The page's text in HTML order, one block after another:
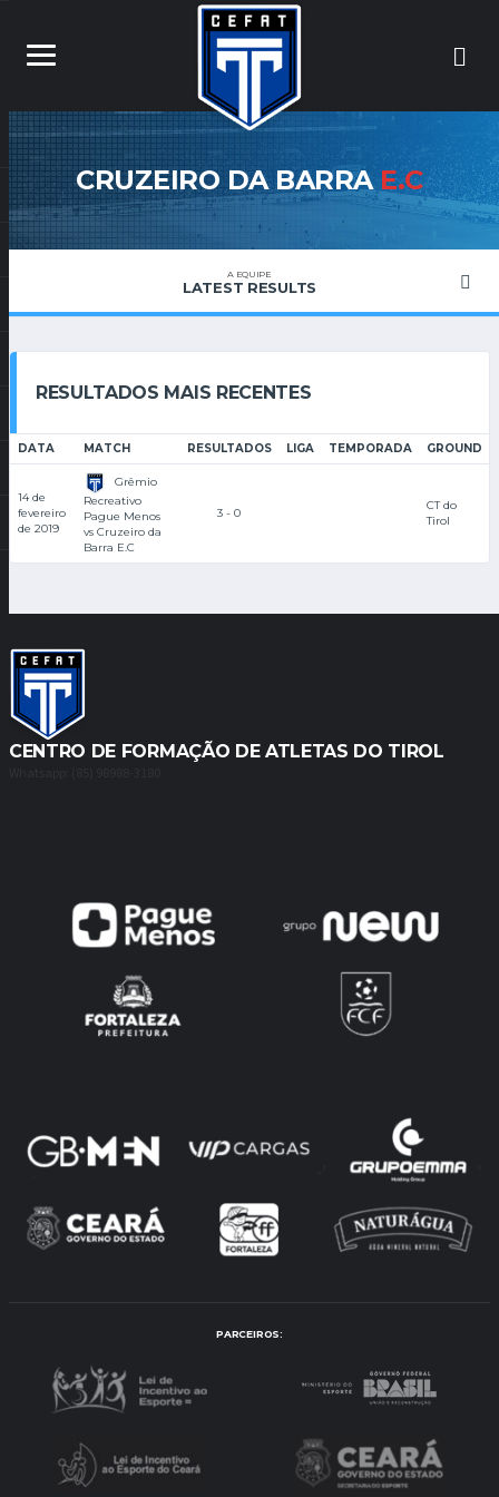
CRUZEIRO DA BARRA E.C
A EQUIPE
LATEST RESULTS
RESULTADOS MAIS RECENTES
DATA MATCH RESULTADOS LIGA TEMPORADA GROUND
14 de
fevereiro
de 2019
Grêmio
Recreativo
Pague Menos
vs Cruzeiro da
Barra E.C
3 - 0
CT do
Tirol
CENTRO DE FORMAÇÃO DE ATLETAS DO TIROL
PARCEIROS: